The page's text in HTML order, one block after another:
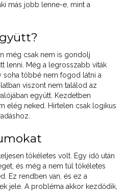
más jobb lenne-e, mint a
még csak nem is gondolj
lenni. Még a legrosszabb viták
soha többé nem fogod látni a
viszont nem találod az
együtt. Kezdetben
elég neked. Hirtelen csak logikus
tökéletes volt. Egy idő után
és még a nem túl tökéletes
Ez rendben van, és ez a
jele. A probléma akkor kezdődik,